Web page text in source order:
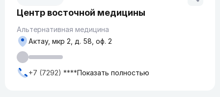
Центр восточной медицины
Альтернативная медицина
Актау, мкр 2, д. 58, оф. 2
+7 (7292) ****Показать полностью